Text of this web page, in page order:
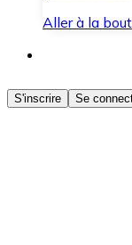
Aller à la
Acheter des
Achetez les
S'inscrire Se